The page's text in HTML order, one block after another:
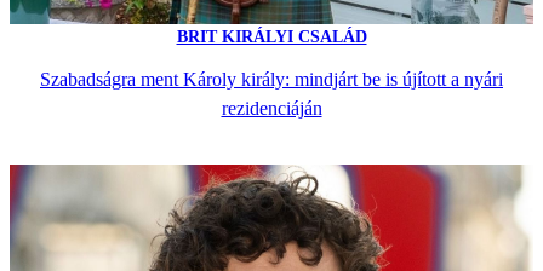
BRIT KIRÁLYI CSALÁD
Szabadságra ment Károly király: mindjárt be is újított a nyári
rezidenciáján